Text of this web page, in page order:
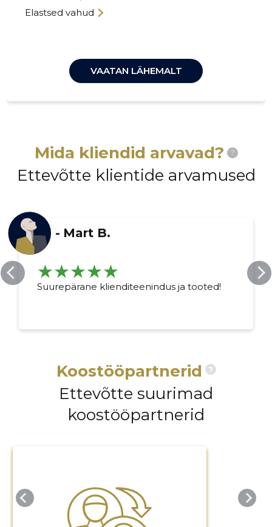
Elastsed vahud
VAATAN LÄHEMALT
Mida kliendid arvavad? ?
Ettevõtte klientide arvamused
- Mart B.
Suurepärane klienditeenindus ja tooted!
Koostööpartnerid ?
Ettevõtte suurimad
koostööpartnerid